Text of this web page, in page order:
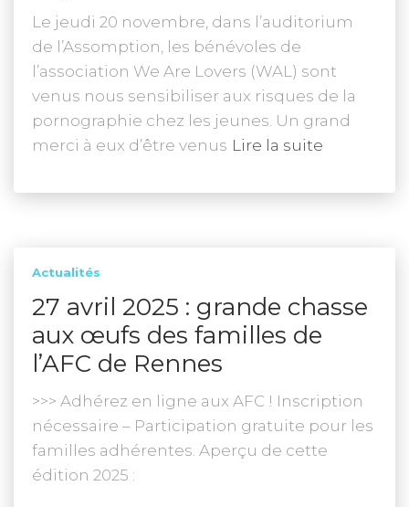
Le jeudi 20 novembre, dans l’auditorium
de l’Assomption, les bénévoles de
l’association We Are Lovers (WAL) sont
venus nous sensibiliser aux risques de la
pornographie chez les jeunes. Un grand
merci à eux d’être venus Lire la suite
Actualités
27 avril 2025 : grande chasse
aux œufs des familles de
l’AFC de Rennes
>>> Adhérez en ligne aux AFC ! Inscription
nécessaire – Participation gratuite pour les
familles adhérentes. Aperçu de cette
édition 2025 :